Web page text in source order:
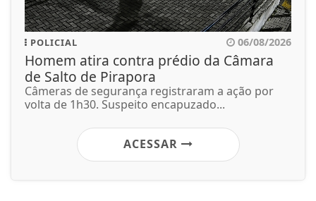
POLICIAL 06/08/2026
Homem atira contra prédio da Câmara
de Salto de Pirapora
Câmeras de segurança registraram a ação por
volta de 1h30. Suspeito encapuzado...
ACESSAR